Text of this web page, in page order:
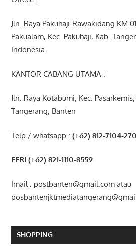
Jln. Raya Pakuhaji-Rawakidang
Pakualam, Kec. Pakuhaji, Kab.
Indonesia.
KANTOR CABANG UTAMA :
Jln. Raya Kotabumi, Kec.
Tangerang, Banten
Telp / whatsapp : (+62) 812-7104-
FERI (+62) 821-1110-8559
Imail : postbanten@gmail.com atau
SHOPPING